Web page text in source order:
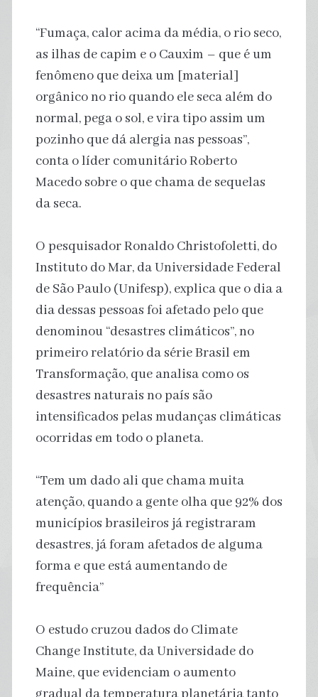
“Fumaça, calor acima da média, o rio seco,
as ilhas de capim e o Cauxim – que é um
fenômeno que deixa um [material]
orgânico no rio quando ele seca além do
normal, pega o sol, e vira tipo assim um
pozinho que dá alergia nas pessoas”,
conta o líder comunitário Roberto
Macedo sobre o que chama de sequelas
da seca.
O pesquisador Ronaldo Christofoletti, do
Instituto do Mar, da Universidade Federal
de São Paulo (Unifesp), explica que o dia a
dia dessas pessoas foi afetado pelo que
denominou “desastres climáticos”, no
primeiro relatório da série Brasil em
Transformação, que analisa como os
desastres naturais no país são
intensificados pelas mudanças climáticas
ocorridas em todo o planeta.
“Tem um dado ali que chama muita
atenção, quando a gente olha que 92% dos
municípios brasileiros já registraram
desastres, já foram afetados de alguma
forma e que está aumentando de
frequência”
O estudo cruzou dados do Climate
Change Institute, da Universidade do
Maine, que evidenciam o aumento